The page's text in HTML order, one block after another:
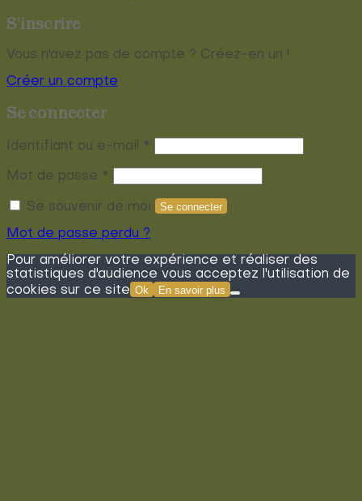
S’inscrire
Vous n'avez pas de compte ? Créez-en un !
Créer un compte
Se connecter
Identifiant ou e-mail *
Mot de passe *
Se souvenir de moi Se connecter
Mot de passe perdu ?
Pour améliorer votre expérience et réaliser des
statistiques d'audience vous acceptez l'utilisation de
cookies sur ce site Ok En savoir plus